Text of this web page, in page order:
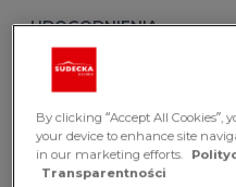
UDO­GOD­NIE­NIA
Stre­fa
Zakupy to nie sprint –
Galerii Sudeckiej
coś, co pozwoli złapać
By clicking “Accept All Cookies”,
your device to enhance site
in our marketing efforts.
Transparentności